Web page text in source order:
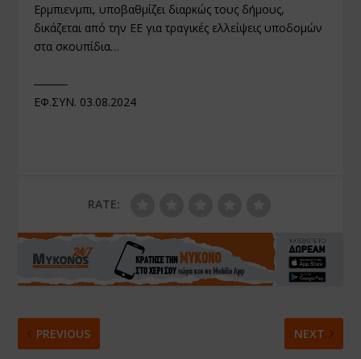
Ερμπιενμπι, υποβαθμίζει διαρκώς τους δήμους,
δικάζεται από την ΕΕ για τραγικές ελλείψεις υποδομών
στα σκουπίδια…
―――
ΕΦ.ΣΥΝ. 03.08.2024
RATE:
PREVIOUS NEXT